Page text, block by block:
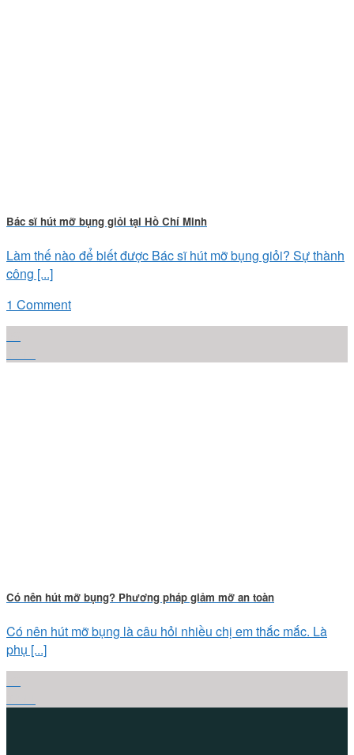
Bác sĩ hút mỡ bụng giỏi tại Hồ Chí Minh
Làm thế nào để biết được Bác sĩ hút mỡ bụng giỏi? Sự thành
công [...]
1 Comment
Có nên hút mỡ bụng? Phương pháp giảm mỡ an toàn
Có nên hút mỡ bụng là câu hỏi nhiều chị em thắc mắc. Là
phụ [...]